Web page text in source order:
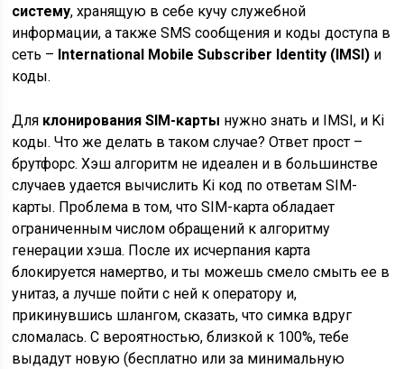
систему, хранящую в себе кучу служебной
информации, а также SMS сообщения и коды доступа в
сеть – International Mobile Subscriber Identity (IMSI) и
коды.
Для клонирования SIM-карты нужно знать и IMSI, и Ki
коды. Что же делать в таком случае? Ответ прост –
брутфорс. Хэш алгоритм не идеален и в большинстве
случаев удается вычислить Ki код по ответам SIM-
карты. Проблема в том, что SIM-карта обладает
ограниченным числом обращений к алгоритму
генерации хэша. После их исчерпания карта
блокируется намертво, и ты можешь смело смыть ее в
унитаз, а лучше пойти с ней к оператору и,
прикинувшись шлангом, сказать, что симка вдруг
сломалась. С вероятностью, близкой к 100%, тебе
выдадут новую (бесплатно или за минимальную